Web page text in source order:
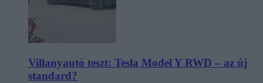
Villanyautó teszt: Tesla Model Y RWD – az új
standard?